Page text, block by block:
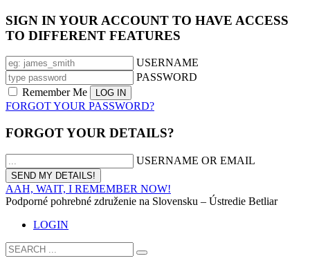
SIGN IN YOUR ACCOUNT TO HAVE ACCESS
TO DIFFERENT FEATURES
USERNAME
PASSWORD
Remember Me
FORGOT YOUR PASSWORD?
FORGOT YOUR DETAILS?
USERNAME OR EMAIL
AAH, WAIT, I REMEMBER NOW!
Podporné pohrebné združenie na Slovensku – Ústredie Betliar
LOGIN